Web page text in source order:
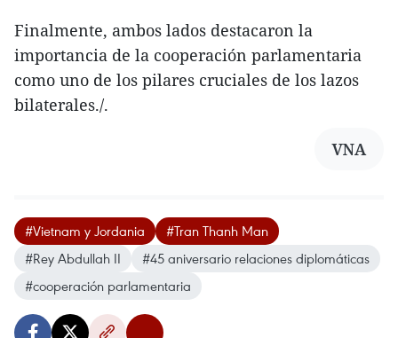
Finalmente, ambos lados destacaron la
importancia de la cooperación parlamentaria
como uno de los pilares cruciales de los lazos
bilaterales./.
VNA
#Vietnam y Jordania
#Tran Thanh Man
#Rey Abdullah II
#45 aniversario relaciones diplomáticas
#cooperación parlamentaria